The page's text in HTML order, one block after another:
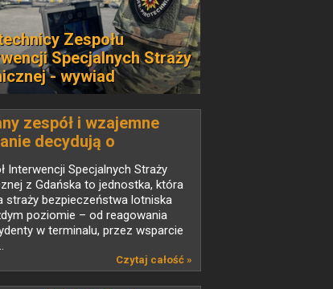
Zespołu
Specjalnych Straży
- wywiad
zespół i wzajemne
decydują o
działań
Interwencji Specjalnych Straży
z Gdańska to jednostka, która
straży bezpieczeństwa lotniska
poziomie – od reagowania
w terminalu, przez wsparcie
Czytaj całość »